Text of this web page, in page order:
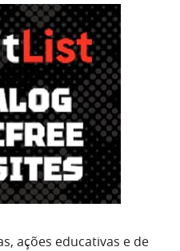
ações educativas e de